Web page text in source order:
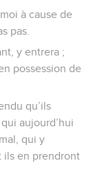
à cause de
pas.
y entrera ;
possession de
qu’ils
aujourd’hui
qui y
ils en prendront